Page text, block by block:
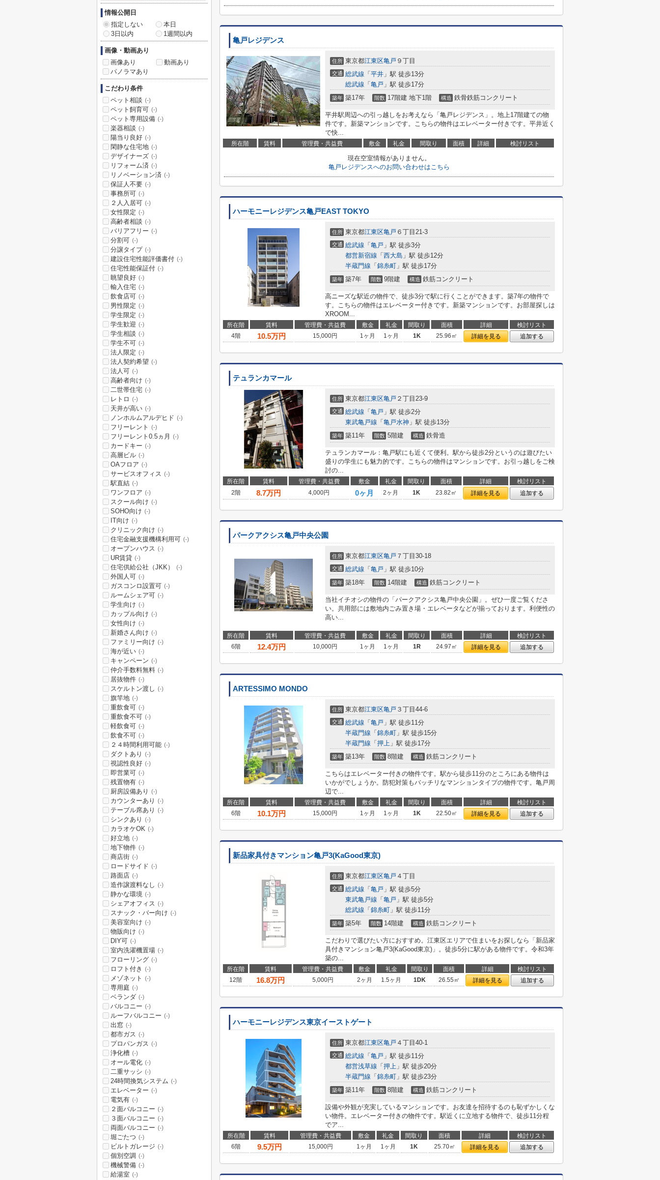
亀戸レジデンス
住所 東京都江東区亀戸 ９丁目
交通 総武線 「 平井 」駅 徒歩13分
総武線 「 亀戸 」駅 徒歩17分
築年 築17年 階数 17階建 地下1階 構造 鉄骨鉄筋コンクリート
平井駅周辺への引っ越しをお考えなら「亀戸レジデンス」。地上17階建ての物
件です。新築マンションです。こちらの物件はエレベーター付きです。平井近く
で快...
所在階 賃料 管理費・共益費 敷金 礼金 間取り 面積 詳細 検討リスト
現在空室情報がありません。
亀戸レジデンスへのお問い合わせはこちら
ハーモニーレジデンス亀戸EAST TOKYO
住所 東京都江東区亀戸 ６丁目21-3
交通 総武線 「 亀戸 」駅 徒歩3分
都営新宿線 「 西大島 」駅 徒歩12分
半蔵門線 「 錦糸町 」駅 徒歩17分
築年 築7年 階数 9階建 構造 鉄筋コンクリート
高ニーズな駅近の物件で、徒歩3分で駅に行くことができます。築7年の物件で
す。こちらの物件はエレベーター付きです。新築マンションです。お部屋探しは
XROOM...
所在階 賃料 管理費・共益費 敷金 礼金 間取り 面積 詳細
検討リスト
4階
10.5万円 15,000円 1ヶ月 1ヶ月 1K 25.96㎡ 詳細を見る 追加する
テュランカマール
住所 東京都江東区亀戸 ２丁目23-9
交通 総武線 「 亀戸 」駅 徒歩2分
東武亀戸線 「 亀戸水神 」駅 徒歩13分
築年 築11年 階数 5階建 構造 鉄骨造
テュランカマール：亀戸駅にも近くて便利。駅から徒歩2分というのは遊びたい
盛りの学生にも魅力的です。こちらの物件はマンションです。お引っ越しをご検
討の...
所在階 賃料 管理費・共益費 敷金 礼金 間取り 面積 詳細
検討リスト
2階
8.7万円 4,000円 0ヶ月 2ヶ月 1K 23.82㎡ 詳細を見る 追加する
パークアクシス亀戸中央公園
住所 東京都江東区亀戸 ７丁目30-18
交通 総武線 「 亀戸 」駅 徒歩10分
築年 築18年 階数 14階建 構造 鉄筋コンクリート
当社イチオシの物件の「パークアクシス亀戸中央公園」。ぜひ一度ご覧くださ
い。共用部には敷地内ごみ置き場・エレベータなどが揃っております。利便性の
高い...
所在階 賃料 管理費・共益費 敷金 礼金 間取り 面積 詳細
検討リスト
6階
12.4万円 10,000円 1ヶ月 1ヶ月 1R 24.97㎡ 詳細を見る 追加する
ARTESSIMO MONDO
住所 東京都江東区亀戸 ３丁目44-6
交通 総武線 「 亀戸 」駅 徒歩11分
半蔵門線 「 錦糸町 」駅 徒歩15分
半蔵門線 「 押上 」駅 徒歩17分
築年 築13年 階数 8階建 構造 鉄筋コンクリート
こちらはエレベーター付きの物件です。駅から徒歩11分のところにある物件は
いかがでしょうか。防犯対策もバッチリなマンションタイプの物件です。亀戸周
辺で...
所在階 賃料 管理費・共益費 敷金 礼金 間取り 面積 詳細
検討リスト
6階
10.1万円 15,000円 1ヶ月 1ヶ月 1K 22.50㎡ 詳細を見る 追加する
新品家具付きマンション亀戸3(KaGood東京)
住所 東京都江東区亀戸 ４丁目
交通 総武線 「 亀戸 」駅 徒歩5分
東武亀戸線 「 亀戸 」駅 徒歩5分
総武線 「 錦糸町 」駅 徒歩11分
築年 築5年 階数 14階建 構造 鉄筋コンクリート
こだわりで選びたい方におすすめ。江東区エリアで住まいをお探しなら「新品家
具付きマンション亀戸3(KaGood東京)」。徒歩5分に駅がある物件です。令和3年
築の...
所在階 賃料 管理費・共益費 敷金 礼金 間取り 面積 詳細
検討リスト
12階
16.8万円 5,000円 2ヶ月 1.5ヶ月 1DK 26.55㎡ 詳細を見る 追加する
ハーモニーレジデンス東京イーストゲート
住所 東京都江東区亀戸 ４丁目40-1
交通 総武線 「 亀戸 」駅 徒歩11分
都営浅草線 「 押上 」駅 徒歩20分
半蔵門線 「 錦糸町 」駅 徒歩23分
築年 築11年 階数 8階建 構造 鉄筋コンクリート
設備や外観が充実しているマンションです。お友達を招待するのも恥ずかしくな
い物件。エレベーター付きの物件です。駅近くに立地する物件で、徒歩11分程
でア...
所在階 賃料 管理費・共益費 敷金 礼金 間取り 面積 詳細
検討リスト
6階
9.5万円 15,000円 1ヶ月 1ヶ月 1K 25.70㎡ 詳細を見る 追加する
情報公開日
指定しない
本日
3日以内
1週間以内
画像・動画あり
画像あり
動画あり
パノラマあり
こだわり条件
ペット相談 (-)
ペット飼育可 (-)
ペット専用設備 (-)
楽器相談 (-)
陽当り良好 (-)
閑静な住宅地 (-)
デザイナーズ (-)
リフォーム済 (-)
リノベーション済 (-)
保証人不要 (-)
事務所可 (-)
２人入居可 (-)
女性限定 (-)
高齢者相談 (-)
バリアフリー (-)
分割可 (-)
分譲タイプ (-)
建設住宅性能評価書付 (-)
住宅性能保証付 (-)
眺望良好 (-)
輸入住宅 (-)
飲食店可 (-)
男性限定 (-)
学生限定 (-)
学生歓迎 (-)
学生相談 (-)
学生不可 (-)
法人限定 (-)
法人契約希望 (-)
法人可 (-)
高齢者向け (-)
二世帯住宅 (-)
レトロ (-)
天井が高い (-)
ノンホルムアルデヒド (-)
フリーレント (-)
フリーレント0.5ヵ月 (-)
カードキー (-)
高層ビル (-)
OAフロア (-)
サービスオフィス (-)
駅直結 (-)
ワンフロア (-)
スクール向け (-)
SOHO向け (-)
IT向け (-)
クリニック向け (-)
住宅金融支援機構利用可 (-)
オープンハウス (-)
UR賃貸 (-)
住宅供給公社（JKK） (-)
外国人可 (-)
ガスコンロ設置可 (-)
ルームシェア可 (-)
学生向け (-)
カップル向け (-)
女性向け (-)
新婚さん向け (-)
ファミリー向け (-)
海が近い (-)
キャンペーン (-)
仲介手数料無料 (-)
居抜物件 (-)
スケルトン渡し (-)
旗竿地 (-)
重飲食可 (-)
重飲食不可 (-)
軽飲食可 (-)
飲食不可 (-)
２４時間利用可能 (-)
ダクトあり (-)
視認性良好 (-)
即営業可 (-)
残置物有 (-)
厨房設備あり (-)
カウンターあり (-)
テーブル席あり (-)
シンクあり (-)
カラオケOK (-)
好立地 (-)
地下物件 (-)
商店街 (-)
ロードサイド (-)
路面店 (-)
造作譲渡料なし (-)
静かな環境 (-)
シェアオフィス (-)
スナック・バー向け (-)
美容室向け (-)
物販向け (-)
DIY可 (-)
室内洗濯機置場 (-)
フローリング (-)
ロフト付き (-)
メゾネット (-)
専用庭 (-)
ベランダ (-)
バルコニー (-)
ルーフバルコニー (-)
出窓 (-)
都市ガス (-)
プロパンガス (-)
浄化槽 (-)
オール電化 (-)
二重サッシ (-)
24時間換気システム (-)
エレベーター (-)
電気有 (-)
２面バルコニー (-)
３面バルコニー (-)
両面バルコニー (-)
堀ごたつ (-)
ビルトガレージ (-)
個別空調 (-)
機械警備 (-)
給湯室 (-)